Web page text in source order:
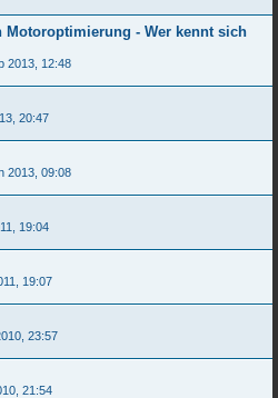
Motoroptimierung - Wer kennt sich
2013, 12:48
20:47
2013, 09:08
19:04
19:07
23:57
21:54